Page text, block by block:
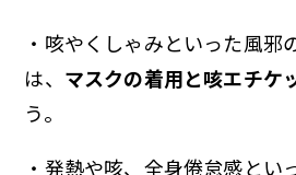
・咳やくしゃみといった風邪
は、 マスクの着用と咳エチケ
う。
・発熱や咳、全身倦怠感とい